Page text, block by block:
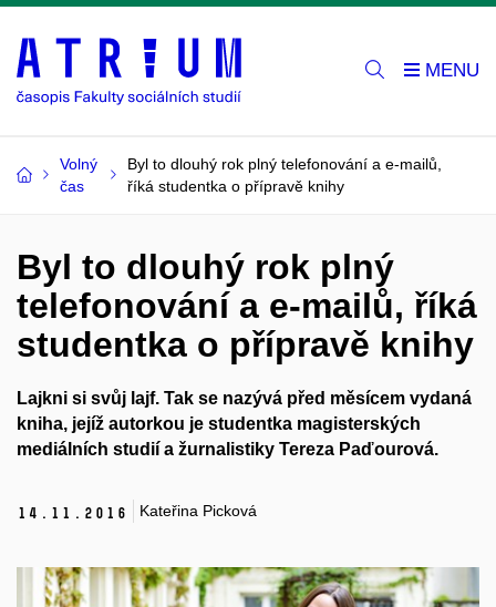
Volný
čas
Byl to dlouhý rok plný telefonování a e-mailů,
říká studentka o přípravě knihy
Byl to dlouhý rok plný
telefonování a e-mailů, říká
studentka o přípravě knihy
Lajkni si svůj lajf. Tak se nazývá před měsícem vydaná
kniha, jejíž autorkou je studentka magisterských
mediálních studií a žurnalistiky Tereza Paďourová.
14. 11. 2016 Kateřina Picková